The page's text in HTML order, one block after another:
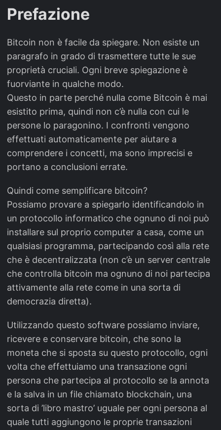
Prefazione
Bitcoin non è facile da spiegare. Non esiste un
paragrafo in grado di trasmettere tutte le sue
proprietà cruciali. Ogni breve spiegazione è
fuorviante in qualche modo.
Questo in parte perché nulla come Bitcoin è mai
esistito prima, quindi non c’è nulla con cui le
persone lo paragonino. I confronti vengono
effettuati automaticamente per aiutare a
comprendere i concetti, ma sono imprecisi e
portano a conclusioni errate.
Quindi come semplificare bitcoin?
Possiamo provare a spiegarlo identificandolo in
un protocollo informatico che ognuno di noi può
installare sul proprio computer a casa, come un
qualsiasi programma, partecipando così alla rete
che è decentralizzata (non c’è un server centrale
che controlla bitcoin ma ognuno di noi partecipa
attivamente alla rete come in una sorta di
democrazia diretta).
Utilizzando questo software possiamo inviare,
ricevere e conservare bitcoin, che sono la
moneta che si sposta su questo protocollo, ogni
volta che effettuiamo una transazione ogni
persona che partecipa al protocollo se la annota
e la salva in un file chiamato blockchain, una
sorta di ’libro mastro’ uguale per ogni persona al
quale tutti aggiungono le proprie transazioni